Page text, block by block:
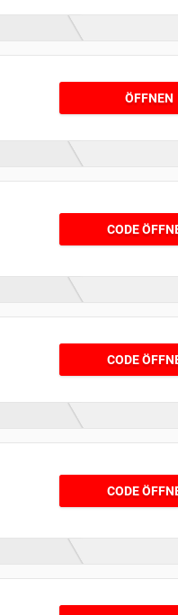
ÖFFNEN
CODE
CODE
CODE